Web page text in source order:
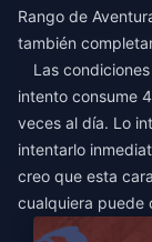
Rango de
también
Las
intento consume
veces al día. Lo
intentarlo
creo que esta
cualquiera puede